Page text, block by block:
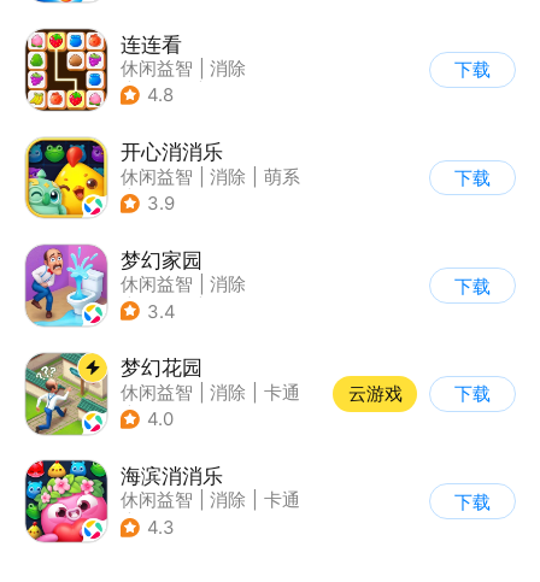
连连看
休闲益智
消除
| 多比特
4.8
下载
开心消消乐
休闲益智 消除
萌系
| 乐元素
3.9
下载
梦幻家园
休闲益智
消除
| 女性向
3.4
下载
梦幻花园
休闲益智 消除
卡通
| 创梦天地
4.0
云游戏 下载
海滨消消乐
休闲益智 消除
卡通
| 乐元素
4.3
下载